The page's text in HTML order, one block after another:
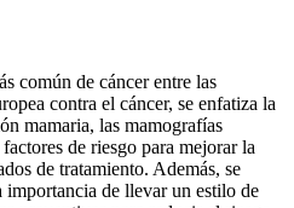
común de cáncer entre las
contra el cáncer, se enfatiza la
mamaria, las mamografías
de riesgo para mejorar la
de tratamiento. Además, se
de llevar un estilo de